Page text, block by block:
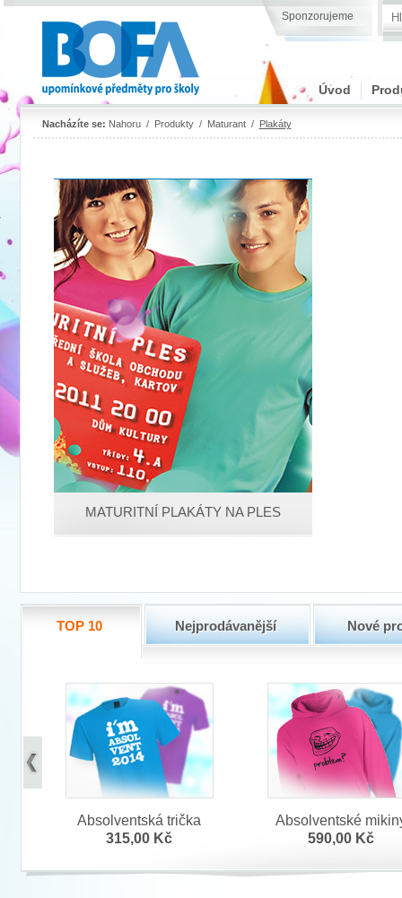
Sponzorujeme
Úvod
Nacházíte se: Nahoru/ Produkty/ Maturant/ Plakáty
MATURITNÍ PLAKÁTY NA PLES
TOP 10 Nejprodávanější Nové
Absolventská trička
315,00 Kč
Absolventské
590,00 Kč